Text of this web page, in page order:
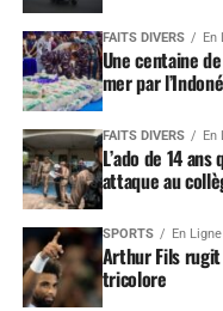
FAITS DIVERS En
Une centaine
mer par
FAITS DIVERS En
L’ado de 14
attaque au
SPORTS En
Arthur Fils
tricolore